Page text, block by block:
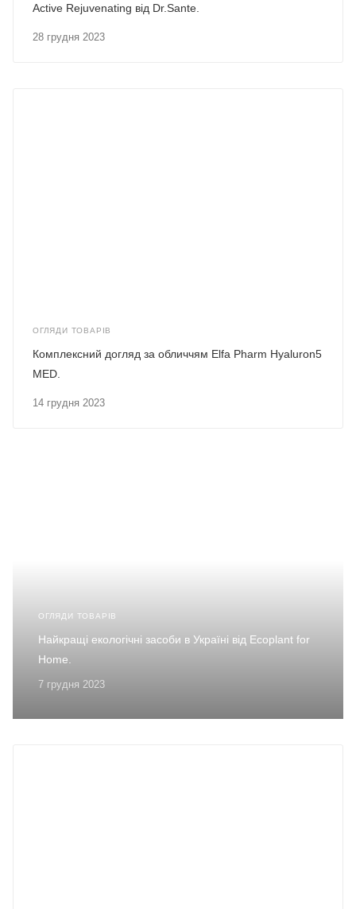
28 грудня 2023
Active Rejuvenating від Dr.Sante.
ОГЛЯДИ ТОВАРІВ
14 грудня 2023
Комплексний догляд за обличчям Elfa Pharm Hyaluron5
MED.
ОГЛЯДИ ТОВАРІВ
7 грудня 2023
Найкращі екологічні засоби в Україні від Ecoplant for
Homе.